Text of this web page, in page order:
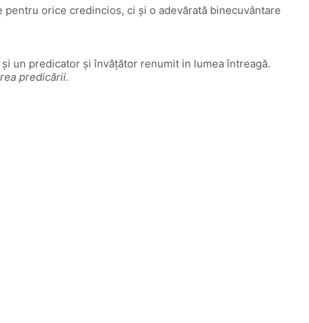
orice credincios, ci și o adevărată binecuvântare
un predicator și învățător renumit in lumea întreagă.
predicării.